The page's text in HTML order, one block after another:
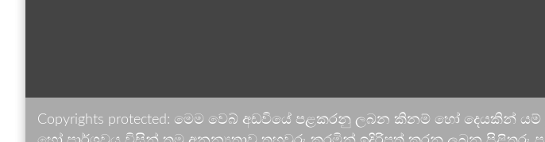
Copyrights protected: මෙම වෙබ් අඩවියේ පළකරනු ලබන කිනම් හෝ දෙයකින්